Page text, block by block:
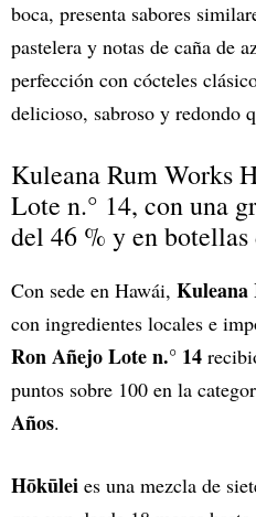
boca, presenta sabores
pastelera y notas de caña de
perfección con cócteles
delicioso, sabroso y redondo
Kuleana Rum Works
Lote n.° 14, con una
del 46 % y en
Con sede en Hawái, Kuleana
con ingredientes locales e
Ron Añejo Lote n.° 14
puntos sobre 100 en la
Años.
Hōkūlei es una mezcla de